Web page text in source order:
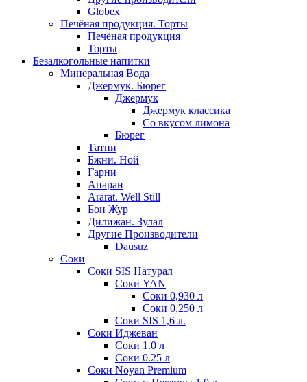
Globex
Печёная продукция. Торты
Печёная продукция
Торты
Безалкогольные напитки
Минеральная Вода
Джермук. Бюрег
Джермук
Джермук классика
Со вкусом лимона
Бюрег
Татни
Бжни. Ной
Гарни
Апаран
Ararat. Well Still
Бон Жур
Дилижан. Зулал
Другие Производители
Dausuz
Соки
Соки SIS Натурал
Соки YAN
Соки 0,930 л
Соки 0,250 л
Соки SIS 1,6 л.
Соки Иджеван
Соки 1.0 л
Соки 0.25 л
Соки Noyan Premium